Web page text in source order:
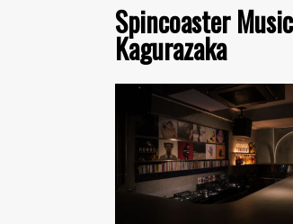
Spincoaster
Kagurazaka